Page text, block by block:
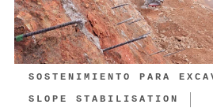
SOSTENIMIENTO PARA
SLOPE STABILISATION